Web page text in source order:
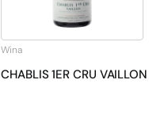
Wina
CHABLIS 1ER CRU VAILLON